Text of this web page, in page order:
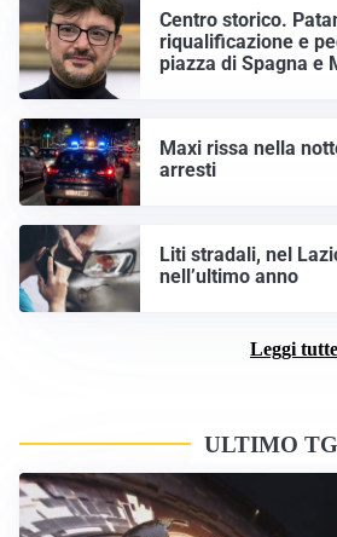
Centro storico.
riqualificazione e
piazza di Spagna e
Maxi rissa nella
arresti
Liti stradali, nel
nell’ultimo anno
Leggi
ULTIMO TG